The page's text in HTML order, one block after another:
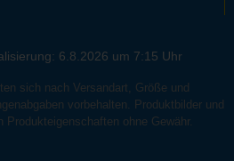
6.8.2026 um 7:15 Uhr
sich nach Versandart, Größe und
vorbehalten. Produktbilder und
Produkteigenschaften ohne Gewähr.